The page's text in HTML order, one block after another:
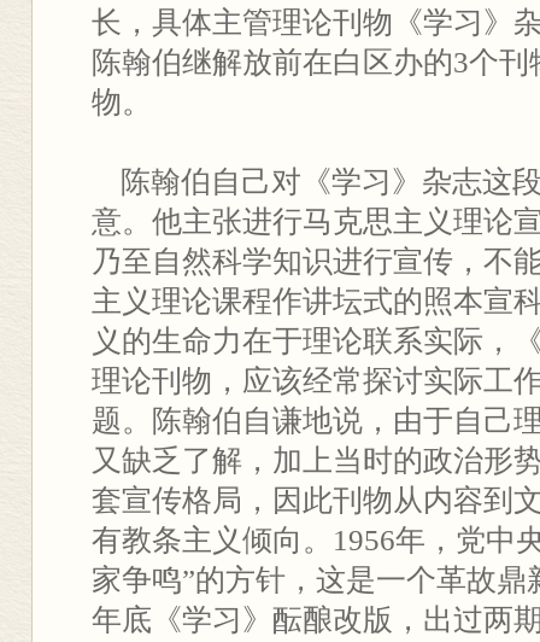
长，具体主管理论刊物《学习》
陈翰伯继解放前在白区办的3个
物。
陈翰伯自己对《学习》杂志这
意。他主张进行马克思主义理论
乃至自然科学知识进行宣传，不
主义理论课程作讲坛式的照本宣
义的生命力在于理论联系实际，
理论刊物，应该经常探讨实际工
题。陈翰伯自谦地说，由于自己
又缺乏了解，加上当时的政治形
套宣传格局，因此刊物从内容到
有教条主义倾向。1956年，党中
家争鸣”的方针，这是一个革故鼎
年底《学习》酝酿改版，出过两